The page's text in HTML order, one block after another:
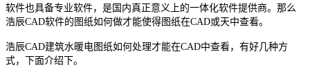
软件也具备专业软件，是国内真正意义上的一体化软件提供商。那么
浩辰CAD软件的图纸如何做才能使得图纸在CAD或天中查看。
浩辰CAD建筑水暖电图纸如何处理才能在CAD中查看，有好几种方
式，下面介绍下。